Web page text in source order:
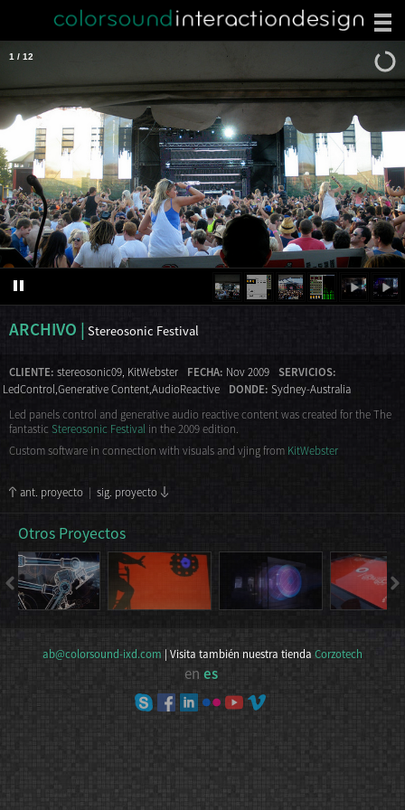
×
1 / 12
ARCHIVO | Stereosonic Festival
CLIENTE: stereosonic09 KitWebster FECHA: Nov 2009
SERVICIOS:
LedControl,Generative Content,AudioReactive
DONDE: Sydney-Australia
Led panels control and generative audio reactive content was created for the The
fantastic Stereosonic Festival in the 2009 edition.
Custom software in connection with visuals and vjing from KitWebster
ant. proyecto | sig. proyecto
Otros Proyectos
ab@colorsound-ixd.com | Visita también nuestra tienda Corzotech
en es